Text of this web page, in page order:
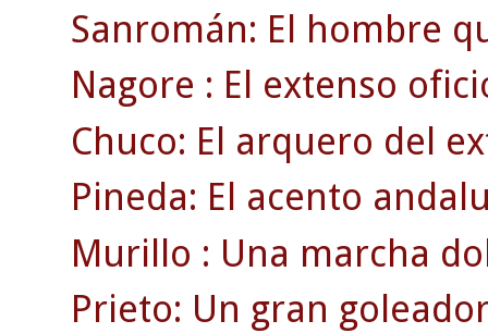
Sanromán: El hombre
Nagore : El extenso
Chuco: El arquero del
Pineda: El acento
Murillo : Una marcha
Prieto: Un gran